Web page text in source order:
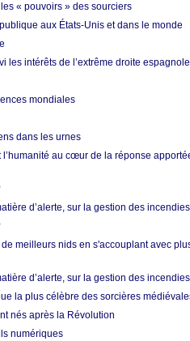
« pouvoirs » des sourciers
aux États-Unis et dans le monde
les intérêts de l’extrême droite espagnole
mondiales
dans les urnes
au cœur de la réponse
d’alerte, sur la gestion des
meilleurs nids en s'accouplant avec
d’alerte, sur la gestion des
la plus célèbre des sorcières
nés après la Révolution
numériques